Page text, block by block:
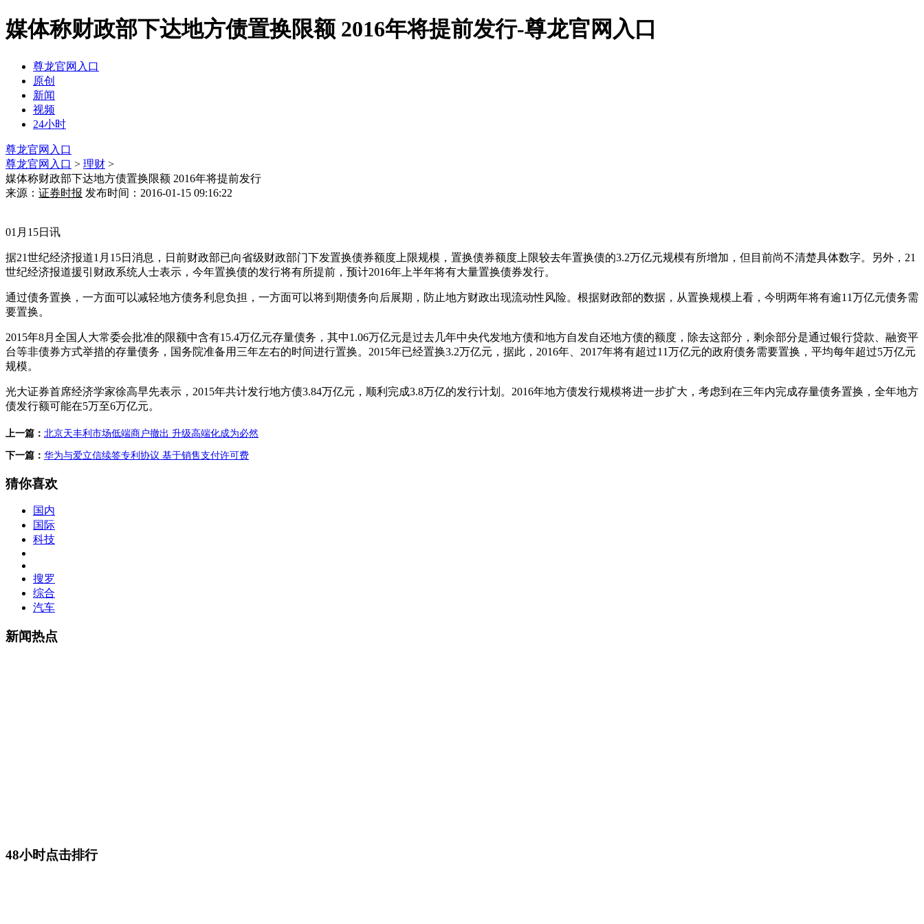
媒体称财政部下达地方债置换限额 2016年将提前发行-尊龙官网入口
尊龙官网入口
原创
新闻
视频
24小时
尊龙官网入口
尊龙官网入口 > 理财 >
媒体称财政部下达地方债置换限额 2016年将提前发行
来源： 证券时报 发布时间：2016-01-15 09:16:22
01月15日讯
据21世纪经济报道1月15日消息，日前财政部已向省级财政部门下发置换债券额度上限规模，置换债券额度上限较去年置换债的3.2万亿元规模有所增加，但目前尚不清楚具体数字。另外，21
世纪经济报道援引财政系统人士表示，今年置换债的发行将有所提前，预计2016年上半年将有大量置换债券发行。
通过债务置换，一方面可以减轻地方债务利息负担，一方面可以将到期债务向后展期，防止地方财政出现流动性风险。根据财政部的数据，从置换规模上看，今明两年将有逾11万亿元债务需
要置换。
2015年8月全国人大常委会批准的限额中含有15.4万亿元存量债务，其中1.06万亿元是过去几年中央代发地方债和地方自发自还地方债的额度，除去这部分，剩余部分是通过银行贷款、融资平
台等非债券方式举措的存量债务，国务院准备用三年左右的时间进行置换。2015年已经置换3.2万亿元，据此，2016年、2017年将有超过11万亿元的政府债务需要置换，平均每年超过5万亿元
规模。
光大证券首席经济学家徐高早先表示，2015年共计发行地方债3.84万亿元，顺利完成3.8万亿的发行计划。2016年地方债发行规模将进一步扩大，考虑到在三年内完成存量债务置换，全年地方
债发行额可能在5万至6万亿元。
上一篇： 北京天丰利市场低端商户撤出 升级高端化成为必然
下一篇： 华为与爱立信续签专利协议 基于销售支付许可费
猜你喜欢
国内
国际
科技
搜罗
综合
汽车
新闻热点
48小时点击排行